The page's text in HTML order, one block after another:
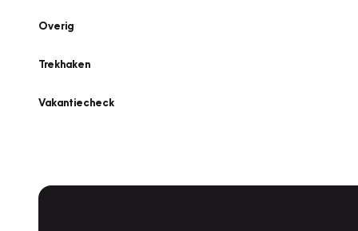
Overig
Trekhaken
Vakantiecheck